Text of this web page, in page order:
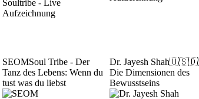
SEOMSoul Tribe - Der
Tanz des Lebens: Wenn du
tust was du liebst
Dr. Jayesh Shah
Die Dimensionen des
Bewusstseins